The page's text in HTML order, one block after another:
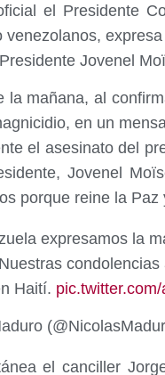
el Presidente
venezolanos,
Jovenel
la mañana, al
en un
el asesinato del
Jovenel
porque reine la
expresamos la
Haití.
el canciller